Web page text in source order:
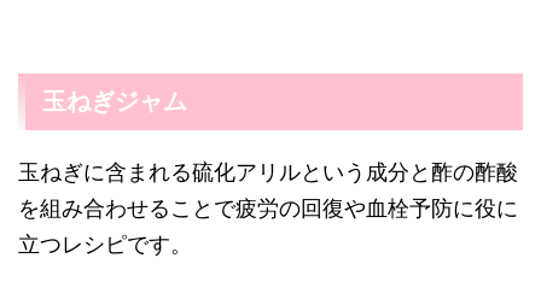
玉ねぎジャム
玉ねぎに含まれる硫化アリルという成分と酢の酢酸
を組み合わせることで疲労の回復や血栓予防に役に
立つレシピです。